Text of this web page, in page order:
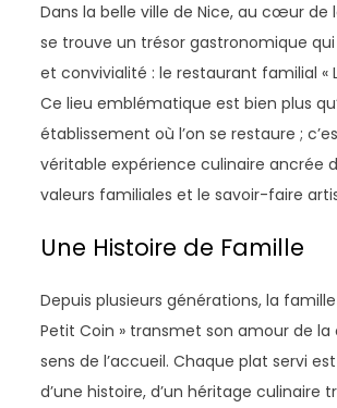
Dans la belle ville de Nice, au cœur de
se trouve un trésor gastronomique
et convivialité : le restaurant familial «
Ce lieu emblématique est bien plus
établissement où l’on se restaure ;
véritable expérience culinaire ancrée
valeurs familiales et le savoir-faire
Une Histoire de Famille
Depuis plusieurs générations, la famille
Petit Coin » transmet son amour de la
sens de l’accueil. Chaque plat servi
d’une histoire, d’un héritage culinaire